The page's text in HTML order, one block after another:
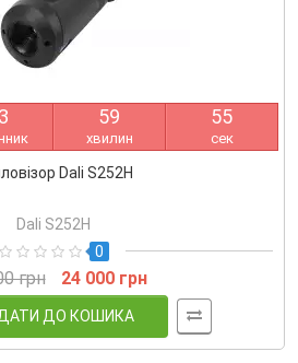
3 59
хвилин
55
сек
Dali S252H
Dali S252H
0
грн 24 000 грн
ДО КОШИКА